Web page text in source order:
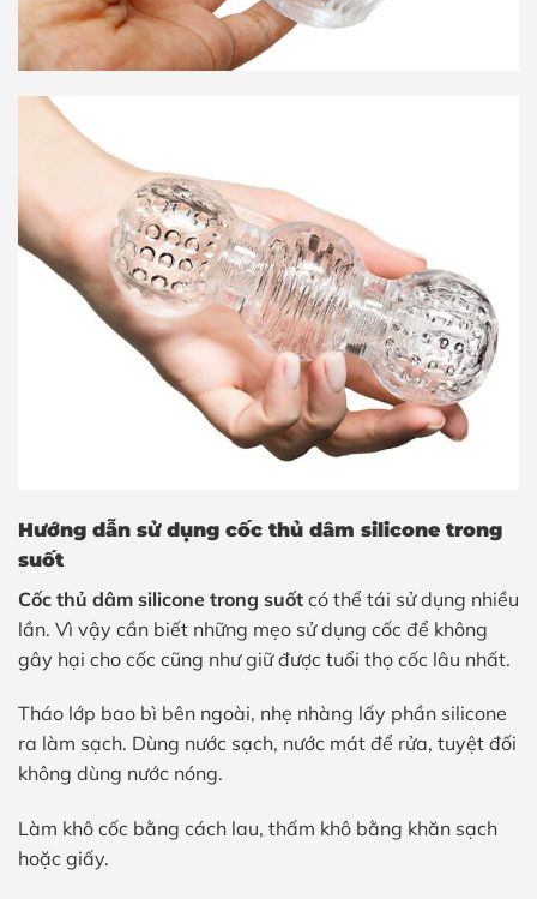
Hướng dẫn sử dụng cốc thủ dâm silicone trong
suốt
Cốc thủ dâm silicone trong suốt có thể tái sử dụng nhiều
lần. Vì vậy cần biết những mẹo sử dụng cốc để không
gây hại cho cốc cũng như giữ được tuổi thọ cốc lâu nhất.
Tháo lớp bao bì bên ngoài, nhẹ nhàng lấy phần silicone
ra làm sạch. Dùng nước sạch, nước mát để rửa, tuyệt đối
không dùng nước nóng.
Làm khô cốc bằng cách lau, thấm khô bằng khăn sạch
hoặc giấy.